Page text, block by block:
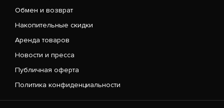
Обмен и возврат
Накопительные скидки
Аренда товаров
Новости и пресса
Публичная оферта
Политика конфиденциальности